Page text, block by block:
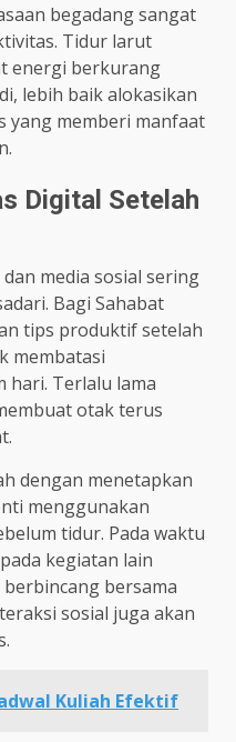
begadang sangat
Tidur larut
energi berkurang
lebih baik alokasikan
yang memberi manfaat
Digital Setelah
media sosial sering
Bagi Sahabat
tips produktif setelah
membatasi
hari. Terlalu lama
otak terus
dengan menetapkan
menggunakan
tidur. Pada waktu
kegiatan lain
bersama
sosial juga akan
Kuliah Efektif